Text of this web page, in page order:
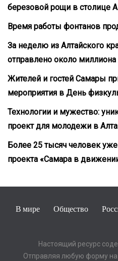
березовой рощи в столице
Время работы фонтанов
За неделю из Алтайского
отправлено около миллиона
Жителей и гостей Самары
мероприятия в День
Технологии и мужество:
проект для молодежи в
Более 25 тысяч человек
проекта «Самара в
В мире Общество
Настоящий ресурс
Отправляя любую форму на